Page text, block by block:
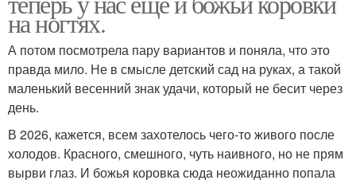
на ногтях.
А потом посмотрела пару вариантов и поняла, что это
правда мило. Не в смысле детский сад на руках, а такой
маленький весенний знак удачи, который не бесит через
день.
В 2026, кажется, всем захотелось чего-то живого после
холодов. Красного, смешного, чуть наивного, но не прям
вырви глаз. И божья коровка сюда неожиданно попала